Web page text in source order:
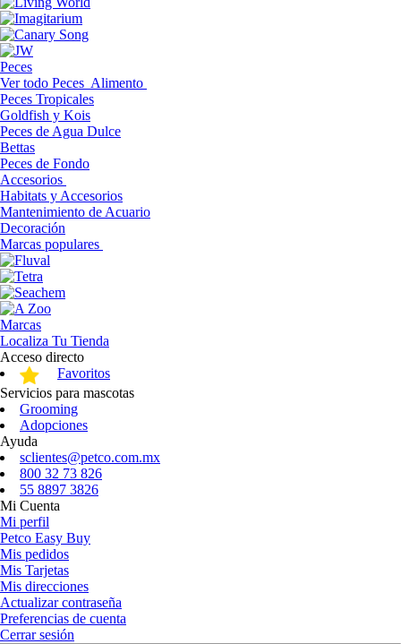
Peces
Ver todo Peces Alimento
Peces Tropicales
Goldfish y Kois
Peces de Agua Dulce
Bettas
Peces de Fondo
Accesorios
Habitats y Accesorios
Mantenimiento de Acuario
Decoración
Marcas populares
Marcas
Localiza Tu Tienda
Acceso directo
Favoritos
Servicios para mascotas
Grooming
Adopciones
Ayuda
sclientes@petco.com.mx
800 32 73 826
55 8897 3826
Mi Cuenta
Mi perfil
Petco Easy Buy
Mis pedidos
Mis Tarjetas
Mis direcciones
Actualizar contraseña
Preferencias de cuenta
Cerrar sesión